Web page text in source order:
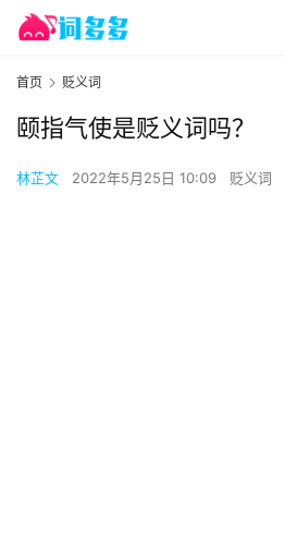
首页 贬义词
颐指气使是贬义词吗？
林芷文 2022年5月25日 10:09 贬义词